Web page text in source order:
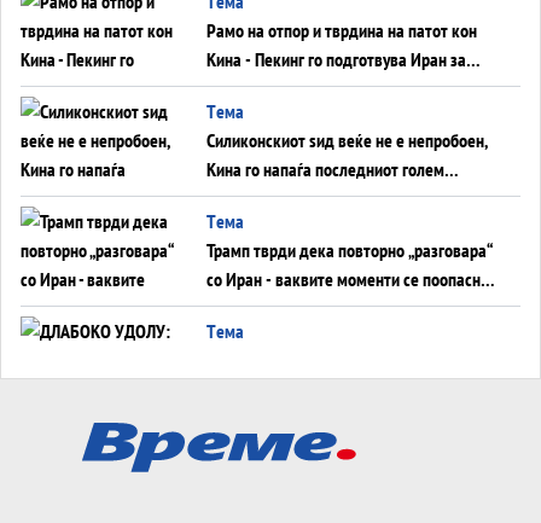
инфаркт?
Рамо на отпор и тврдина на патот кон
Кина - Пекинг го подготвува Иран за
американска копнена инвазија
Tема
Силиконскиот ѕид веќе не е непробоен,
Кина го напаѓа последниот голем
монопол на Западот?
Tема
Трамп тврди дека повторно „разговара“
со Иран - ваквите моменти се поопасни
од отворените закани
Tема
Tема
АТОМСКО ДОМИНО НА БЛИСКИОТ